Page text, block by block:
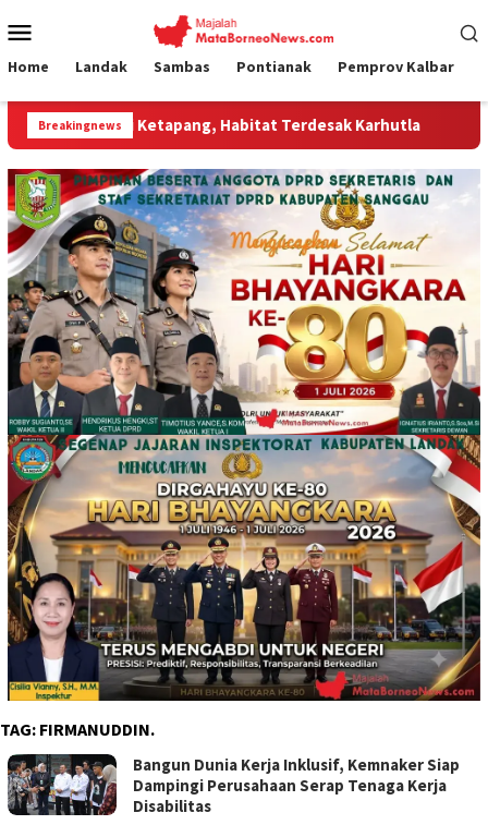
ke
Mobile
Home Landak Sambas Pontianak Pemprov Kalbar
BreakingnewsHabitat Terdesak Karhutla Jumat Curhat
TAG: FIRMANUDDIN.
Bangun Dunia Kerja Inklusif, Kemnaker Siap
Dampingi Perusahaan Serap Tenaga Kerja
Disabilitas